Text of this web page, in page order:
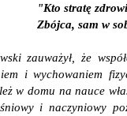
"Kto stratę
Zbójca, sam w
zauważył, że
i wychowaniem
w domu na nauce
i naczyniowy